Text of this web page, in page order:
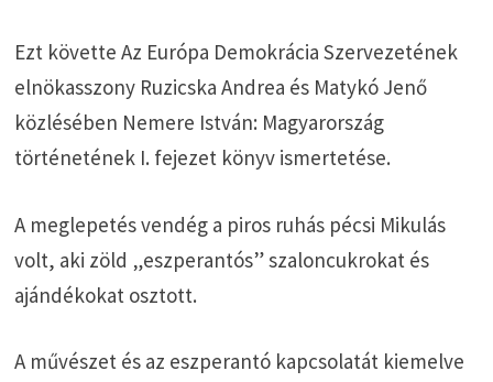
Ezt követte Az Európa Demokrácia Szervezetének
elnökasszony Ruzicska Andrea és Matykó Jenő
közlésében Nemere István: Magyarország
történetének I. fejezet könyv ismertetése.
A meglepetés vendég a piros ruhás pécsi Mikulás
volt, aki zöld „eszperantós” szaloncukrokat és
ajándékokat osztott.
A művészet és az eszperantó kapcsolatát kiemelve